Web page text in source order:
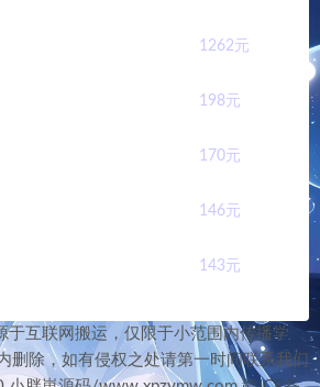
1262元
198元
170元
146元
143元
于互联网搬运，仅限于小范围内传播学
删除，如有侵权之处请第一时间联系我们